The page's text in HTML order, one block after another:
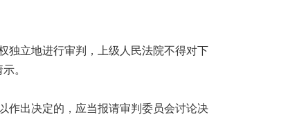
独立地进行审判，上级人民法院不得对下
。
作出决定的，应当报请审判委员会讨论决